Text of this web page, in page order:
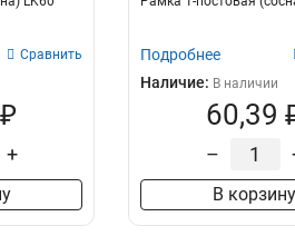
Натуральный 89
Сравнить
+
Подробнее
Наличие: В наличии
60,39
–
В корзину